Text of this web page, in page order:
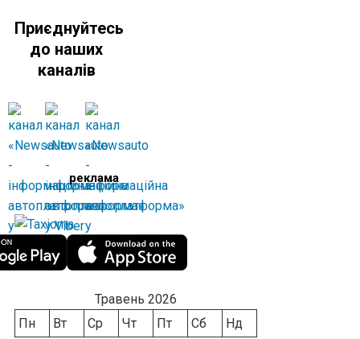
Приєднуйтесь
до наших
каналів
реклама
Травень 2026
Пн
Вт Ср Чт Пт Сб Нд